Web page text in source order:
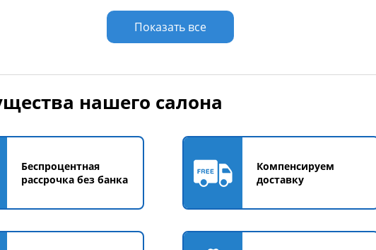
Добавить в корзину
Показать все
нашего салона
Беспроцентная
рассрочка без банка
Компенсируем
доставку